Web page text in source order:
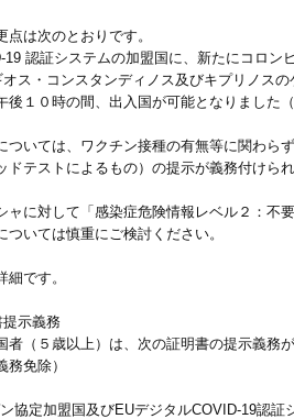
は次のとおりです。
認証システムの加盟国に、新たにコロン
ス・コンスタンディノス及びキプリノス
後１０時の間、出入国が可能となりました
いては、ワクチン接種の有無等に関わら
ドテストによるもの）の提示が義務付けられ
に対して「感染症危険情報レベル２：不
いては慎重にご検討ください。
です。
示義務
（５歳以上）は、次の証明書の提示義務が
免除）
ン協定加盟国及びEUデジタルCOVID-19認